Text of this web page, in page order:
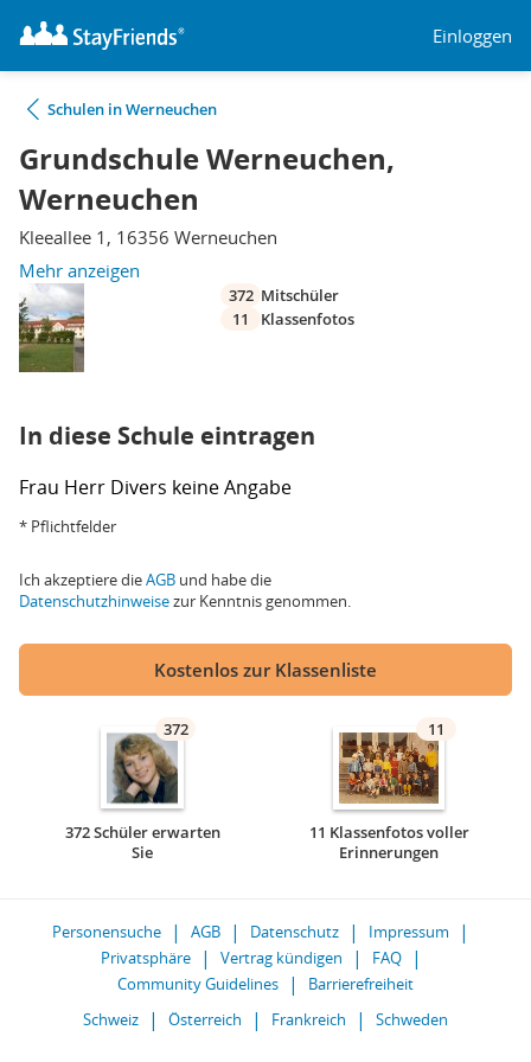
Einloggen
Schulen in Werneuchen
Grundschule Werneuchen,
Werneuchen
Kleeallee 1, 16356 Werneuchen
Mehr anzeigen
372 Mitschüler
11
Klassenfotos
In diese Schule eintragen
Frau Herr Divers keine Angabe
* Pflichtfelder
Ich akzeptiere dieAGB und habe die
Datenschutzhinweisezur Kenntnis genommen.
Kostenlos zur Klassenliste
372
372 Schüler erwarten
Sie
11
11 Klassenfotos voller
Erinnerungen
Personensuche AGB Datenschutz
Impressum
Privatsphäre
Vertrag kündigen
FAQ
Community Guidelines
Barrierefreiheit
Schweiz
Österreich Frankreich Schweden